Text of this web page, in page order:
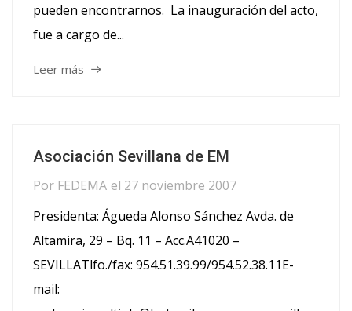
pueden encontrarnos. La inauguración del acto,
fue a cargo de...
Leer más
Asociación Sevillana de EM
Por FEDEMA el 27 noviembre 2007
Presidenta: Águeda Alonso Sánchez Avda. de
Altamira, 29 – Bq. 11 – Acc.A41020 –
SEVILLATlfo./fax: 954.51.39.99/954.52.38.11E-
mail: